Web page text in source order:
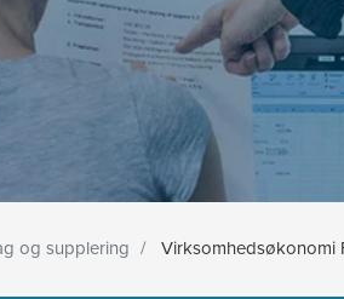
og supplering Virksomhedsøkonomi